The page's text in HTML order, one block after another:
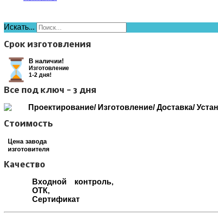
Искать...
Срок изготовления
В наличии!
Изготовление
1-2 дня!
Все под ключ - 3 дня
Проектирование/ Изготовление/ Доставка/
Стоимость
Цена завода
изготовителя
Качество
Входной контроль,
ОТК,
Сертификат